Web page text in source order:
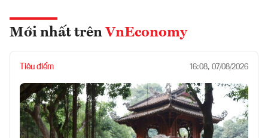
Mới nhất trên VnEconomy
Tiêu điểm 16:08, 07/08/2026